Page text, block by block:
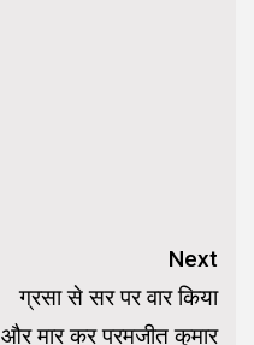
Next
ग्रसा से सर पर वार किया
और मार कर परमजीत कुमार